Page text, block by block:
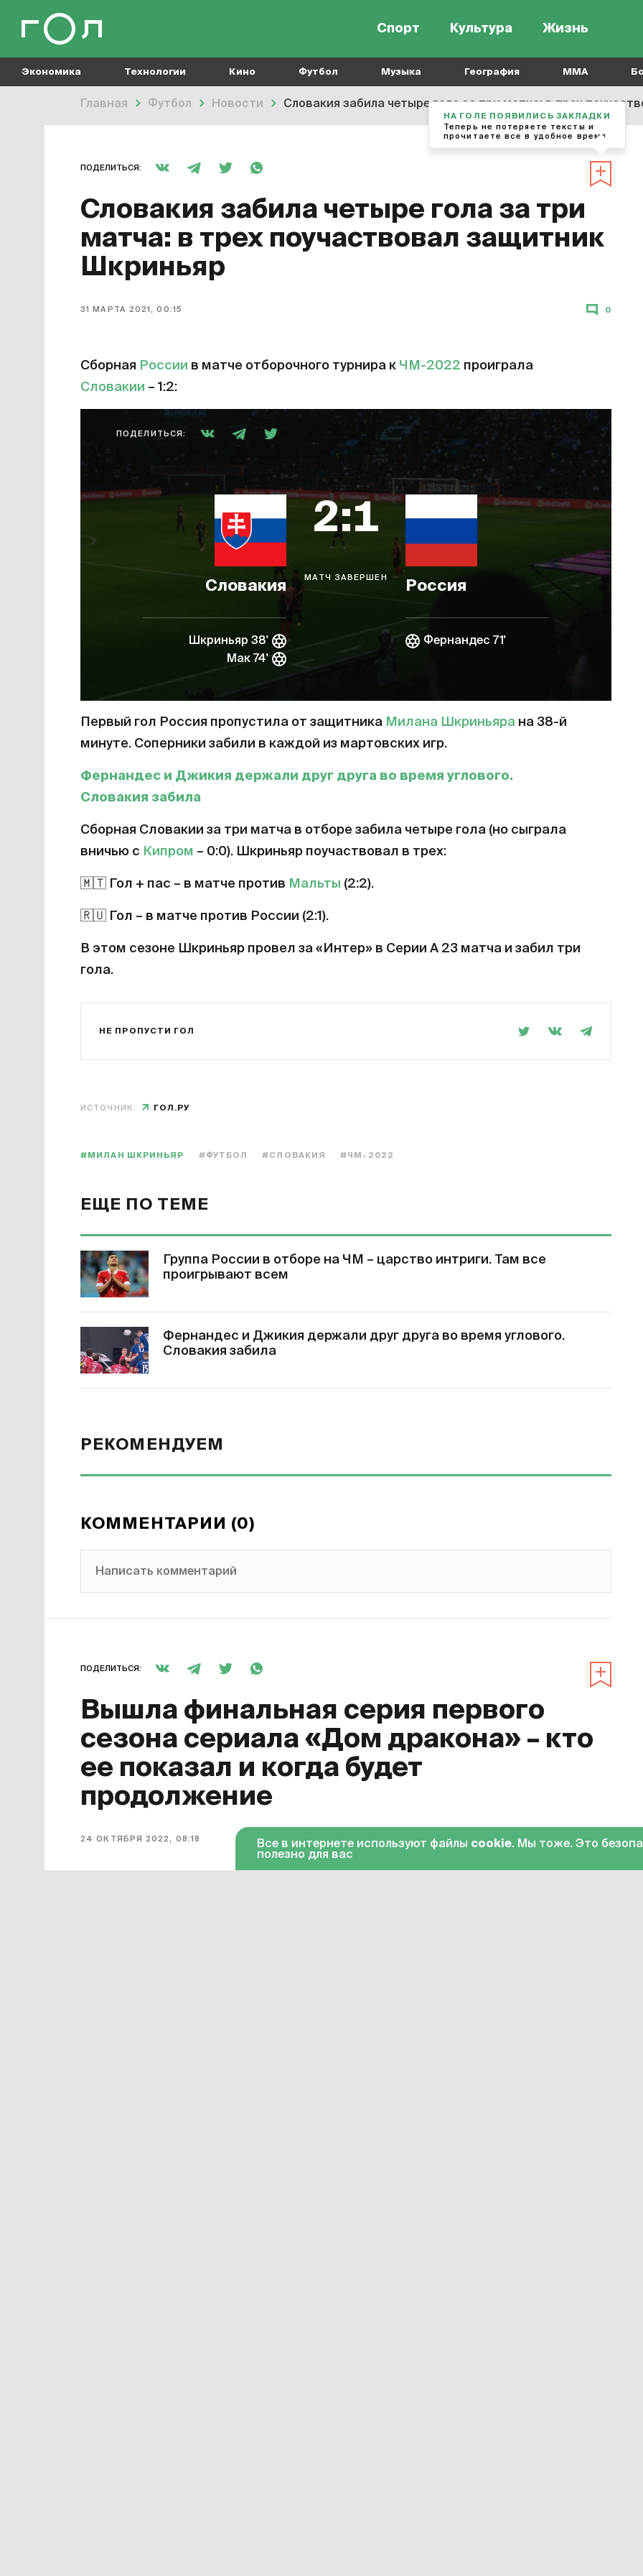
Спорт Культура Жизнь
Экономика Технологии Кино Футбол Музыка География MMA
Главная Футбол Новости Словакия забила четыре гола за три матча: в трех
ПОДЕЛИТЬСЯ:
Словакия забила четыре гола за три
матча: в трех поучаствовал защитник
Шкриньяр
31 МАРТА 2021, 00:15 0
Сборная России в матче отборочного турнира к ЧМ-2022 проиграла
Словакии – 1:2:
ПОДЕЛИТЬСЯ:
Словакия
Шкриньяр 38'
Мак 74'
2:1
МАТЧ ЗАВЕРШЕН
Россия
Фернандес 71'
Первый гол Россия пропустила от защитника Милана Шкриньяра на 38-й
минуте. Соперники забили в каждой из мартовских игр.
Фернандес и Джикия держали друг друга во время углового.
Словакия забила
Сборная Словакии за три матча в отборе забила четыре гола (но сыграла
вничью с Кипром – 0:0). Шкриньяр поучаствовал в трех:
🇲🇹 Гол + пас – в матче против Мальты (2:2).
🇷🇺 Гол – в матче против России (2:1).
В этом сезоне Шкриньяр провел за «Интер» в Серии А 23 матча и забил три
гола.
НЕ ПРОПУСТИ ГОЛ
ИСТОЧНИК: ГОЛ.РУ
#МИЛАН ШКРИНЬЯР #ФУТБОЛ #СЛОВАКИЯ #ЧМ-2022
ЕЩЕ ПО ТЕМЕ
Группа России в отборе на ЧМ – царство интриги. Там все
проигрывают всем
Фернандес и Джикия держали друг друга во время углового.
Словакия забила
РЕКОМЕНДУЕМ
КОММЕНТАРИИ (0)
Написать комментарий
ПОДЕЛИТЬСЯ:
Вышла финальная серия первого
сезона сериала «Дом дракона» – кто
ее показал и когда будет
продолжение
24 ОКТЯБРЯ 2022, 08:18 0
Все в интернете используют файлы cookie. Мы тоже. Это
полезно для вас
НА ГОЛЕ ПОЯВИЛИСЬ ЗАКЛАДКИ
Теперь не потеряете тексты и
прочитаете все в удобное время